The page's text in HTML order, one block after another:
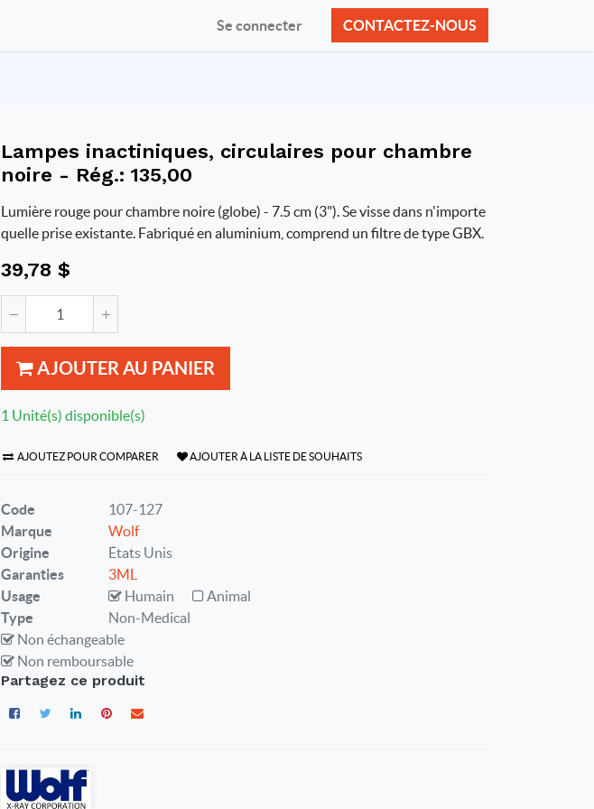
Se connecter CONTACTEZ-NOUS
Lampes inactiniques, circulaires pour chambre
noire - Rég.: 135,00
Lumière rouge pour chambre noire (globe) - 7.5 cm (3"). Se visse dans n'importe
quelle prise existante. Fabriqué en aluminium, comprend un filtre de type GBX.
39,78 $
AJOUTER AU PANIER
1 Unité(s) disponible(s)
AJOUTEZ POUR COMPARER AJOUTER À LA LISTE DE SOUHAITS
Code
107-127
Marque
Wolf
Origine
États Unis
Garanties
3ML
Usage
Humain
Animal
Type
Non-Medical
Non échangeable
Non remboursable
Partagez ce produit